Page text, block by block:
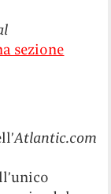
sezione
Atlantic.com